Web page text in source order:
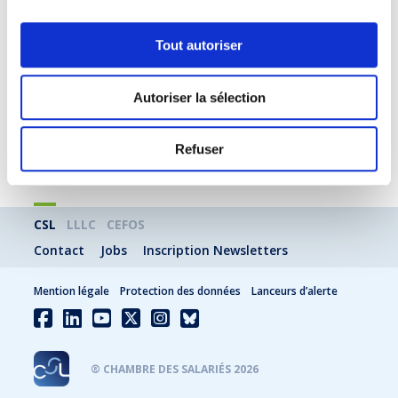
Tout autoriser
Autoriser la sélection
Refuser
Contrôle du salarié malade
LIRE
CSL LLLC
CEFOS
Contact
Jobs Inscription Newsletters
® CHAMBRE DES SALARIÉS 2026
Mention légale Protection des données Lanceurs d’alerte